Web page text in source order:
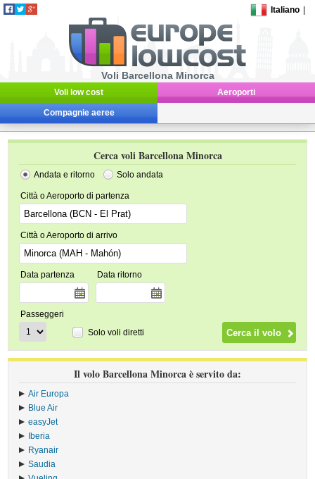
Italiano
Voli Barcellona Minorca
Voli low cost Aeroporti
Compagnie aeree
Cerca voli Barcellona Minorca
Andata e ritorno Solo andata
Città o Aeroporto di partenza
Città o Aeroporto di arrivo
Data partenza Data ritorno
Passeggeri
Solo voli diretti
Il volo Barcellona Minorca è servito da:
Air Europa
Blue Air
easyJet
Iberia
Ryanair
Saudia